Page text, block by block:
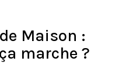
Maison :
marche ?